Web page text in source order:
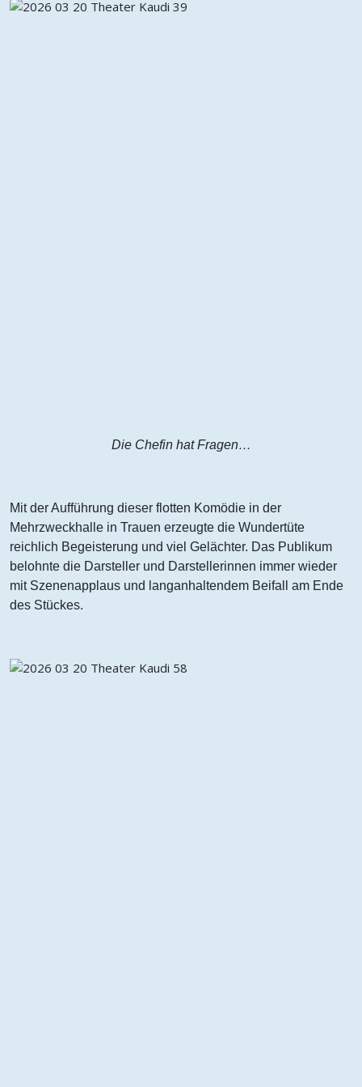
Die Chefin hat Fragen…
Mit der Aufführung dieser flotten Komödie in der
Mehrzweckhalle in Trauen erzeugte die Wundertüte
reichlich Begeisterung und viel Gelächter. Das Publikum
belohnte die Darsteller und Darstellerinnen immer wieder
mit Szenenapplaus und langanhaltendem Beifall am Ende
des Stückes.